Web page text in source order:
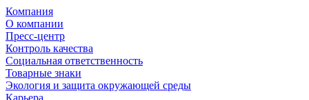
Компания
О компании
Пресс-центр
Контроль качества
Социальная ответственность
Товарные знаки
Экология и защита окружающей среды
Карьера